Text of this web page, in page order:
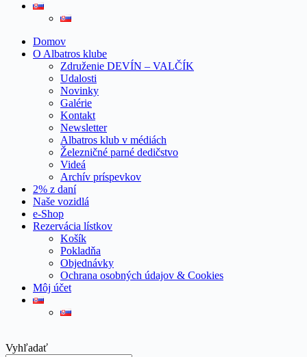
Domov
O Albatros klube
Združenie DEVÍN – VALČÍK
Udalosti
Novinky
Galérie
Kontakt
Newsletter
Albatros klub v médiách
Železničné parné dedičstvo
Videá
Archív príspevkov
2% z daní
Naše vozidlá
e-Shop
Rezervácia lístkov
Košík
Pokladňa
Objednávky
Ochrana osobných údajov & Cookies
Môj účet
Vyhľadať